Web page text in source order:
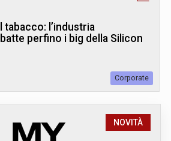
tabacco: l’industria
perfino i big della Silicon
Corporate
NOVITÀ